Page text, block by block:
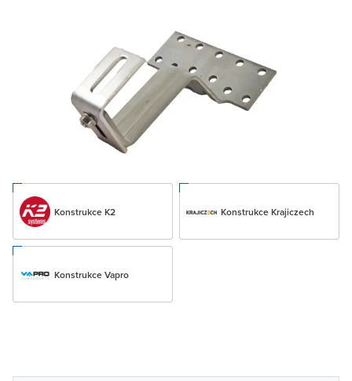
Konstrukce K2 Konstrukce Krajiczech
Konstrukce Vapro